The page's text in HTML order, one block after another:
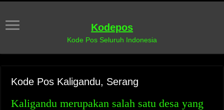
Kodepos
Kode Pos Seluruh Indonesia
Kode Pos Kaligandu, Serang
Kaligandu merupakan salah satu desa yang